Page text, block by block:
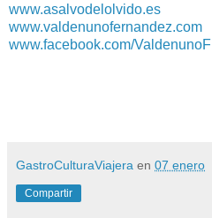
www.asalvodelolvido.es
www.valdenunofernandez.com
www.facebook.com/ValdenunoF
GastroCulturaViajera en 07 enero
Compartir